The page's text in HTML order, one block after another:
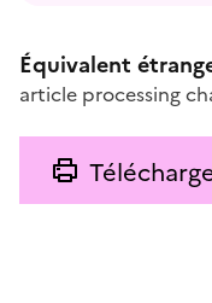
Équivalent
article processing